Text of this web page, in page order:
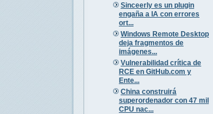
Sinceerly es un plugin
engaña a IA con errores
ort...
Windows Remote Desktop
deja fragmentos de
imágenes...
Vulnerabilidad crítica de
RCE en GitHub.com y
Ente...
China construirá
superordenador con 47 mil
CPU nac...